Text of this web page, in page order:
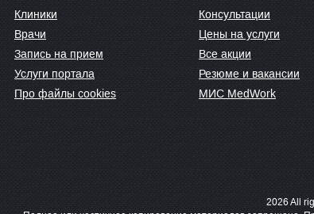
Клиники
Врачи
Запись на прием
Услуги портала
Про файлы cookies
Консультации
Цены на услуги
Все акции
Резюме и вакансии
МИС MedWork
2026 All